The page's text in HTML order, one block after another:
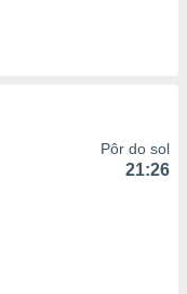
Pôr do sol
21:26